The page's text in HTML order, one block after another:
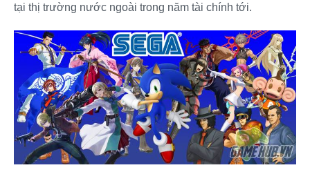
tại thị trường nước ngoài trong năm tài chính tới.